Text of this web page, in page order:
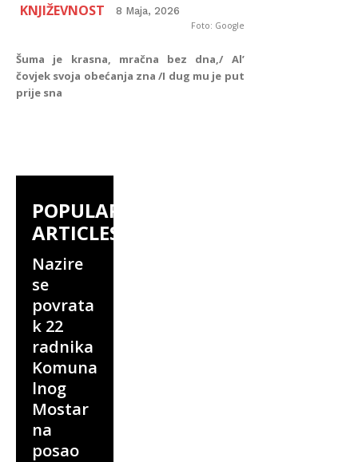
KNJIŽEVNOST 8 Maja, 2026
Foto: Google
Šuma je krasna, mračna bez dna,/ Al’
čovjek svoja obećanja zna /I dug mu je put
prije sna
POPULAR
ARTICLES
Nazire
se
povrata
k 22
radnika
Komuna
lnog
Mostar
na
posao